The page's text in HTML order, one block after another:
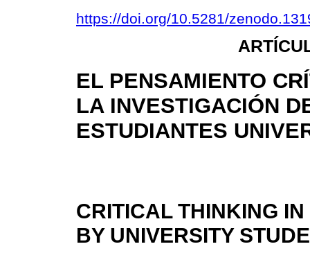
https://doi.org/10.5281/
EL PENSAMIENTO
LA INVESTIGACIÓN
ESTUDIANTES
CRITICAL THINKING
BY UNIVERSITY